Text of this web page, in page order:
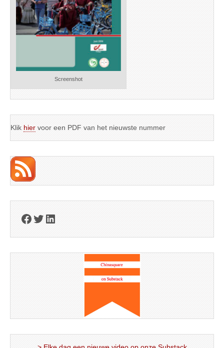
Screenshot
Klik hier voor een PDF van het nieuwste nummer
Facebook
Twitter
LinkedIn